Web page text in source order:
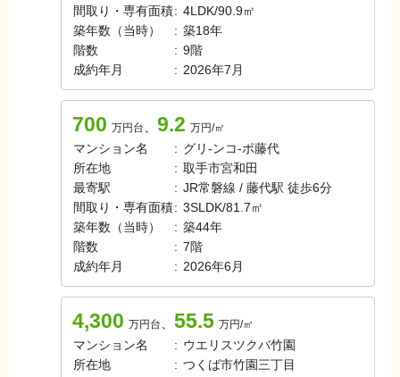
間取り・専有面積: 4LDK/90.9㎡
築年数（当時）
: 築18年
階数
: 9階
成約年月
: 2026年7月
700 万円台 9.2 万円/㎡
マンション名 : グリ-ンコ-ポ藤代
所在地
: 取手市宮和田
最寄駅
: JR常磐線 / 藤代駅 徒歩6分
間取り・専有面積: 3SLDK/81.7㎡
築年数（当時）
: 築44年
階数
: 7 階
成約年月
: 2026年6月
4,300 万円台 55.5 万円/㎡
マンション名 : ウエリスツクバ竹園
所在地
: つくば市竹園三丁目